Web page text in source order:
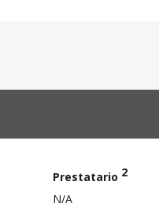
Prestatario 2
N/A